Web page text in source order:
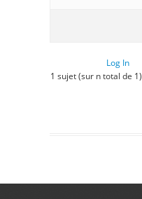
Log In
1 sujet (sur n total de 1)